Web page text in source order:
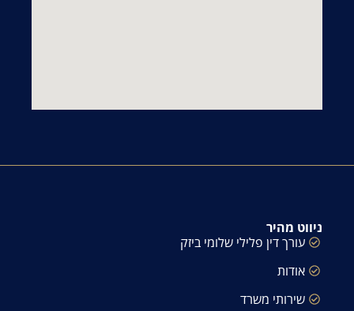
ניווט מהיר
עורך דין פלילי שלומי ביזק
אודות
שירותי משרד